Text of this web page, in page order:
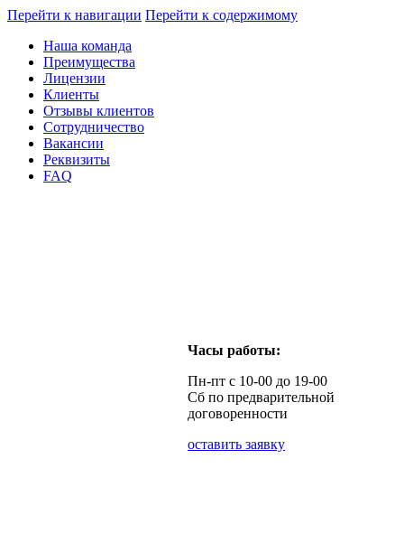
Перейти к навигации Перейти к содержимому
Наша команда
Преимущества
Лицензии
Клиенты
Отзывы клиентов
Сотрудничество
Вакансии
Реквизиты
FAQ
Часы работы:
Пн-пт с 10-00 до 19-00
Сб по предварительной
договоренности
оставить заявку